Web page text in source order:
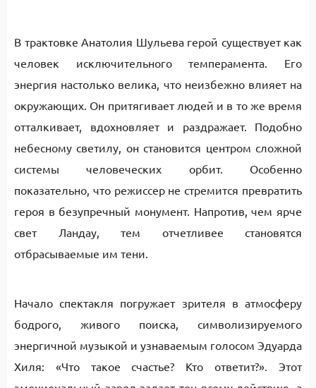
В трактовке Анатолия Шульева герой существует как
человек исключительного темперамента. Его
энергия настолько велика, что неизбежно влияет на
окружающих. Он притягивает людей и в то же время
отталкивает, вдохновляет и раздражает. Подобно
небесному светилу, он становится центром сложной
системы человеческих орбит. Особенно
показательно, что режиссер не стремится превратить
героя в безупречный монумент. Напротив, чем ярче
свет Ландау, тем отчетливее становятся
отбрасываемые им тени.
Начало спектакля погружает зрителя в атмосферу
бодрого, живого поиска, символизируемого
энергичной музыкой и узнаваемым голосом Эдуарда
Хиля: «Что такое счастье? Кто ответит?». Этот